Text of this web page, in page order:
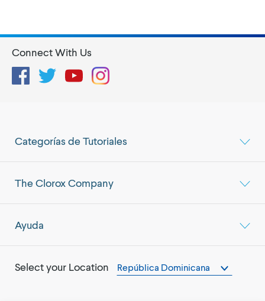
Categorías de Tutoriales
The Clorox Company
Ayuda
Select your Location República Dominicana
Connect With Us
FacebookTwitterYouTubeInstagram